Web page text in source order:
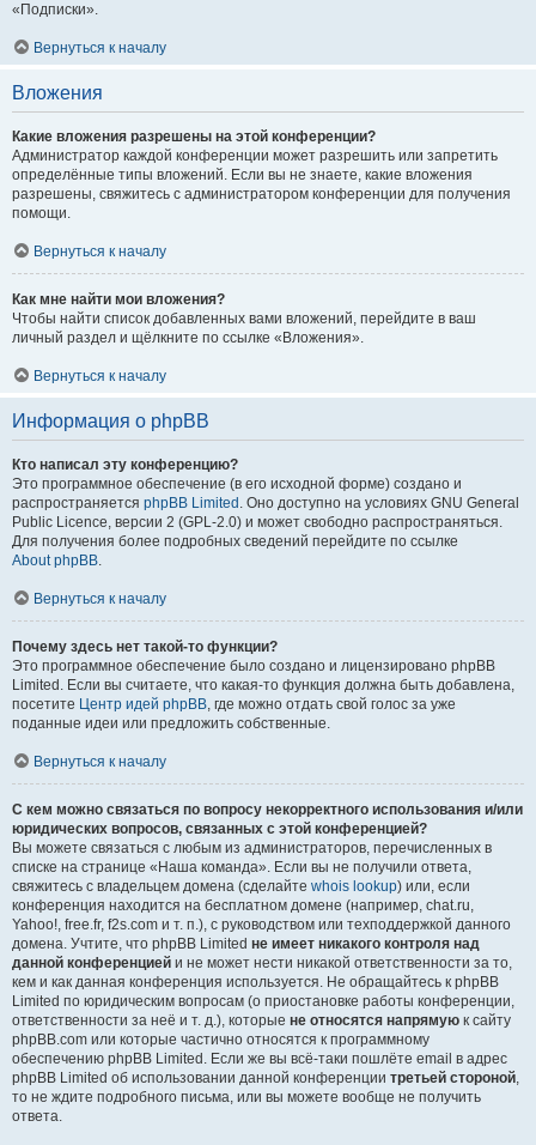
«Подписки».
Вернуться к началу
Вложения
Какие вложения разрешены на этой конференции?
Администратор каждой конференции может разрешить или запретить
определённые типы вложений. Если вы не знаете, какие вложения
разрешены, свяжитесь с администратором конференции для получения
помощи.
Вернуться к началу
Как мне найти мои вложения?
Чтобы найти список добавленных вами вложений, перейдите в ваш
личный раздел и щёлкните по ссылке «Вложения».
Вернуться к началу
Информация о phpBB
Кто написал эту конференцию?
Это программное обеспечение (в его исходной форме) создано и
распространяется phpBB Limited . Оно доступно на условиях GNU General
Public Licence, версии 2 (GPL-2.0) и может свободно распространяться.
Для получения более подробных сведений перейдите по ссылке
About phpBB.
Вернуться к началу
Почему здесь нет такой-то функции?
Это программное обеспечение было создано и лицензировано phpBB
Limited. Если вы считаете, что какая-то функция должна быть добавлена,
посетите Центр идей phpBB, где можно отдать свой голос за уже
поданные идеи или предложить собственные.
Вернуться к началу
С кем можно связаться по вопросу некорректного использования и/или
юридических вопросов, связанных с этой конференцией?
Вы можете связаться с любым из администраторов, перечисленных в
списке на странице «Наша команда». Если вы не получили ответа,
свяжитесь с владельцем домена (сделайте whois lookup) или, если
конференция находится на бесплатном домене (например, chat.ru,
Yahoo!, free.fr, f2s.com и т. п.), с руководством или техподдержкой данного
домена. Учтите, что phpBB Limited не имеет никакого контроля над
данной конференцией и не может нести никакой ответственности за то,
кем и как данная конференция используется. Не обращайтесь к phpBB
Limited по юридическим вопросам (о приостановке работы конференции,
ответственности за неё и т. д.), которые не относятся напрямую к сайту
phpBB.com или которые частично относятся к программному
обеспечению phpBB Limited. Если же вы всё-таки пошлёте email в адрес
phpBB Limited об использовании данной конференции третьей стороной,
то не ждите подробного письма, или вы можете вообще не получить
ответа.